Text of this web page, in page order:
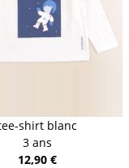
shirt blanc
3 ans
12,90 €